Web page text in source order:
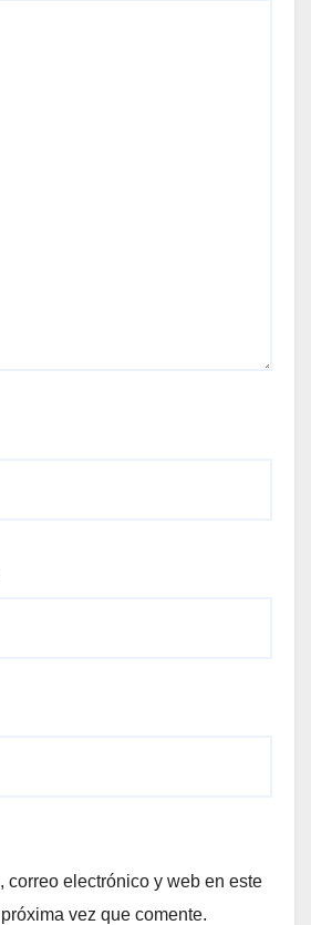
correo electrónico y web en este
vez que comente.